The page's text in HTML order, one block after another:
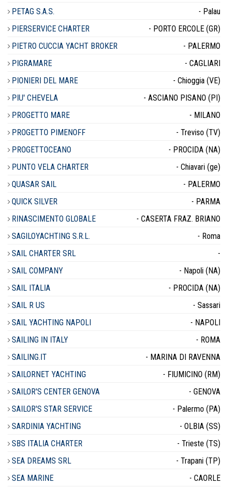
PETAG S.A.S.
- Palau
PIERSERVICE CHARTER
- PORTO ERCOLE (GR)
PIETRO CUCCIA YACHT BROKER
- PALERMO
PIGRAMARE
- CAGLIARI
PIONIERI DEL MARE
- Chioggia (VE)
PIU' CHEVELA
- ASCIANO PISANO (PI)
PROGETTO MARE
- MILANO
PROGETTO PIMENOFF
- Treviso (TV)
PROGETTOCEANO
- PROCIDA (NA)
PUNTO VELA CHARTER
- Chiavari (ge)
QUASAR SAIL
- PALERMO
QUICK SILVER
- PARMA
RINASCIMENTO GLOBALE
- CASERTA FRAZ. BRIANO
SAGILOYACHTING S.R.L.
- Roma
SAIL CHARTER SRL
-
SAIL COMPANY
- Napoli (NA)
SAIL ITALIA
- PROCIDA (NA)
SAIL R US
- Sassari
SAIL YACHTING NAPOLI
- NAPOLI
SAILING IN ITALY
- ROMA
SAILING.IT
- MARINA DI RAVENNA
SAILORNET YACHTING
- FIUMICINO (RM)
SAILOR'S CENTER GENOVA
- GENOVA
SAILOR'S STAR SERVICE
- Palermo (PA)
SARDINIA YACHTING
- OLBIA (SS)
SBS ITALIA CHARTER
- Trieste (TS)
SEA DREAMS SRL
- Trapani (TP)
SEA MARINE
- CAORLE